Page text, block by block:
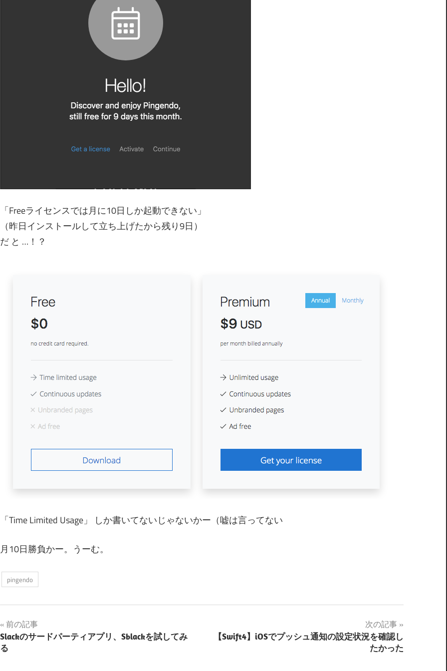
「Freeライセンスでは月に10日しか起動できない」
（昨日インストールして立ち上げたから残り9日）
だ と …！？
「Time Limited Usage」 しか書いてないじゃないかー（嘘は言ってない
月10日勝負かー。うーむ。
pingendo
投
稿
前の記事
Slackのサードパーティアプリ、Sblackを試してみ
る
次の記事
【Swift4】iOSでプッシュ通知の設定状況を確認し
たかった